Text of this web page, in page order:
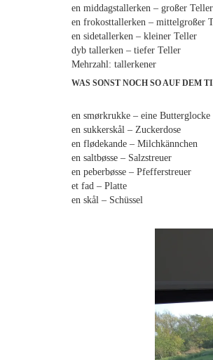
en middagstallerken – großer Teller
en frokosttallerken – mittelgroßer
en sidetallerken – kleiner Teller
dyb tallerken – tiefer Teller
Mehrzahl: tallerkener
WAS SONST NOCH SO AUF DEM
en smørkrukke – eine Butterglocke
en sukkerskål – Zuckerdose
en flødekande – Milchkännchen
en saltbøsse – Salzstreuer
en peberbøsse – Pfefferstreuer
et fad – Platte
en skål – Schüssel